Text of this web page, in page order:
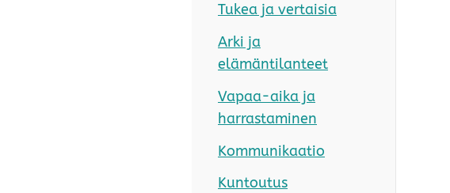
Tukea ja vertaisia
Arki ja
elämäntilanteet
Vapaa-aika ja
harrastaminen
Kommunikaatio
Kuntoutus